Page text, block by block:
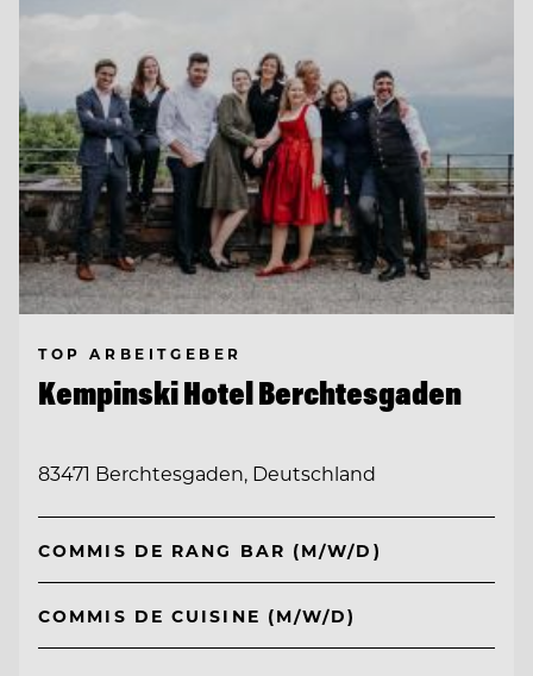
TOP ARBEITGEBER
Kempinski Hotel Berchtesgaden
83471 Berchtesgaden, Deutschland
COMMIS DE RANG BAR (M/W/D)
COMMIS DE CUISINE (M/W/D)